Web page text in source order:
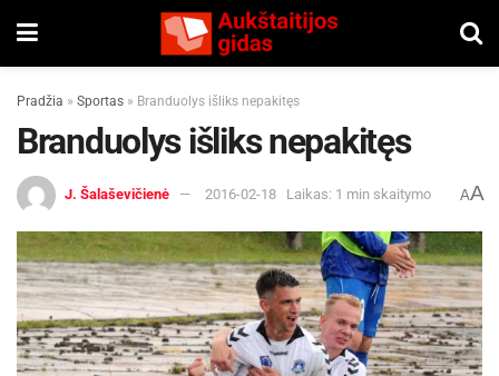
Pradžia » Sportas » Branduolys išliks nepakitęs
Branduolys išliks nepakitęs
J. Šalaševičienė 2016-02-18 Laikas: 1 min skaitymo AA